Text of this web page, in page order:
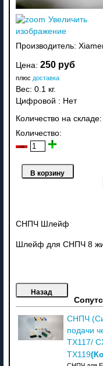
Увеличить
изображение
Производитель:
Цена: 250 руб
плюс доставка
Вес: 0.1 кг.
Цифровой : Нет
Количество на складе:
Количество:
СНПЧ Шлейф
Шлейф для СНПЧ 8
СНПЧ
подачи
TX117/
TX119